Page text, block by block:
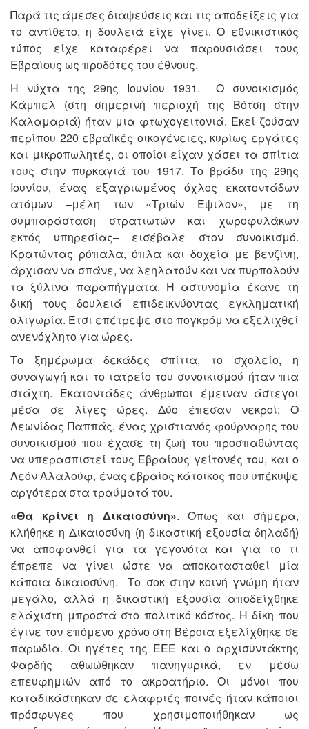
Παρά τις άμεσες διαψεύσεις και τις αποδείξεις για
το αντίθετο, η δουλειά είχε γίνει. Ο εθνικιστικός
τύπος είχε καταφέρει να παρουσιάσει τους
Εβραίους ως προδότες του έθνους.
Η νύχτα της 29ης Ιουνίου 1931. Ο συνοικισμός
Κάμπελ (στη σημερινή περιοχή της Βότση στην
Καλαμαριά) ήταν μια φτωχογειτονιά. Εκεί ζούσαν
περίπου 220 εβραϊκές οικογένειες, κυρίως εργάτες
και μικροπωλητές, οι οποίοι είχαν χάσει τα σπίτια
τους στην πυρκαγιά του 1917. Το βράδυ της 29ης
Ιουνίου, ένας εξαγριωμένος όχλος εκατοντάδων
ατόμων –μέλη των «Τριών Έψιλον», με τη
συμπαράσταση στρατιωτών και χωροφυλάκων
εκτός υπηρεσίας– εισέβαλε στον συνοικισμό.
Κρατώντας ρόπαλα, όπλα και δοχεία με βενζίνη,
άρχισαν να σπάνε, να λεηλατούν και να πυρπολούν
τα ξύλινα παραπήγματα. Η αστυνομία έκανε τη
δική τους δουλειά επιδεικνύοντας εγκληματική
ολιγωρία. Έτσι επέτρεψε στο πογκρόμ να εξελιχθεί
ανενόχλητο για ώρες.
Το ξημέρωμα δεκάδες σπίτια, το σχολείο, η
συναγωγή και το ιατρείο του συνοικισμού ήταν πια
στάχτη. Εκατοντάδες άνθρωποι έμειναν άστεγοι
μέσα σε λίγες ώρες. Δύο έπεσαν νεκροί: Ο
Λεωνίδας Παππάς, ένας χριστιανός φούρναρης του
συνοικισμού που έχασε τη ζωή του προσπαθώντας
να υπερασπιστεί τους Εβραίους γείτονές του, και ο
Λεόν Αλαλούφ, ένας εβραίος κάτοικος που υπέκυψε
αργότερα στα τραύματά του.
«Θα κρίνει η Δικαιοσύνη». Όπως και σήμερα,
κλήθηκε η Δικαιοσύνη (η δικαστική εξουσία δηλαδή)
να αποφανθεί για τα γεγονότα και για το τι
έπρεπε να γίνει ώστε να αποκατασταθεί μία
κάποια δικαιοσύνη. Το σοκ στην κοινή γνώμη ήταν
μεγάλο, αλλά η δικαστική εξουσία αποδείχθηκε
ελάχιστη μπροστά στο πολιτικό κόστος. Η δίκη που
έγινε τον επόμενο χρόνο στη Βέροια εξελίχθηκε σε
παρωδία. Οι ηγέτες της ΕΕΕ και ο αρχισυντάκτης
Φαρδής αθωώθηκαν πανηγυρικά, εν μέσω
επευφημιών από το ακροατήριο. Οι μόνοι που
καταδικάστηκαν σε ελαφριές ποινές ήταν κάποιοι
πρόσφυγες που χρησιμοποιήθηκαν ως